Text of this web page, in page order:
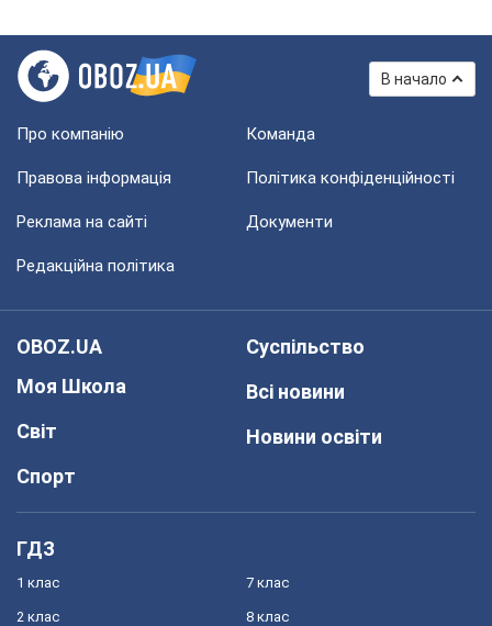
В начало
Про компанію Команда
Правова інформація Політика конфіденційності
Реклама на сайті Документи
Редакційна політика
OBOZ.UA
Моя Школа
Світ
Спорт
Суспільство
Всі новини
Новини освіти
ГДЗ
1 клас
2 клас
7 клас
8 клас